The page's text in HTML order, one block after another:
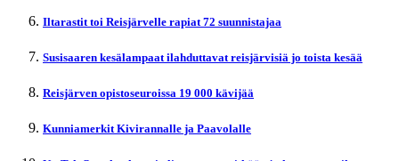
Iltarastit toi Reisjärvelle rapiat 72 suunnistajaa
Susisaaren kesälampaat ilahduttavat reisjärvisiä jo toista kesää
Reisjärven opistoseuroissa 19 000 kävijää
Kunniamerkit Kivirannalle ja Paavolalle